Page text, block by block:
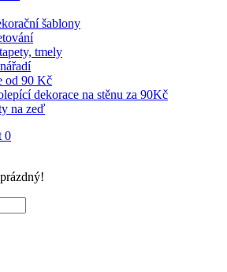
šablony
tmely
od 90 Kč
dekorace na stěnu za 90Kč
na zeď
0